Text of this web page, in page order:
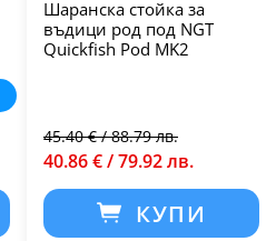
Шаранска стойка за
въдици род под NGT
Quickfish Pod MK2
45.40 € / 88.79 лв.
40.86 € / 79.92 лв.
КУПИ